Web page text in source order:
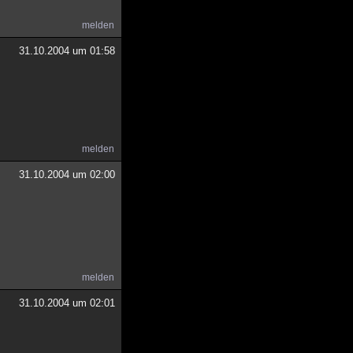
melden
31.10.2004 um 01:58
melden
31.10.2004 um 02:00
melden
31.10.2004 um 02:01